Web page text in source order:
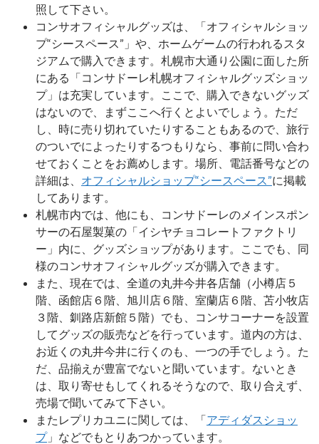
照して下さい。
コンサオフィシャルグッズは、「オフィシャルショッ
プ“シースペース”」や、ホームゲームの行われるスタ
ジアムで購入できます。札幌市大通り公園に面した所
にある「コンサドーレ札幌オフィシャルグッズショッ
プ」は充実しています。ここで、購入できないグッズ
はないので、まずここへ行くとよいでしょう。ただ
し、時に売り切れていたりすることもあるので、旅行
のついでによったりするつもりなら、事前に問い合わ
せておくことをお薦めします。場所、電話番号などの
詳細は、 オフィシャルショップ“シースペース”に掲載
してあります。
札幌市内では、他にも、コンサドーレのメインスポン
サーの石屋製菓の「イシヤチョコレートファクトリ
ー」内に、グッズショップがあります。ここでも、同
様のコンサオフィシャルグッズが購入できます。
また、現在では、全道の丸井今井各店舗（小樽店５
階、函館店６階、旭川店６階、室蘭店６階、苫小牧店
３階、釧路店新館５階）でも、コンサコーナーを設置
してグッズの販売などを行っています。道内の方は、
お近くの丸井今井に行くのも、一つの手でしょう。た
だ、品揃えが豊富でないと聞いています。ないとき
は、取り寄せもしてくれるそうなので、取り合えず、
売場で聞いてみて下さい。
またレプリカユニに関しては、「アディダスショッ
プ」などでもとりあつかっています。